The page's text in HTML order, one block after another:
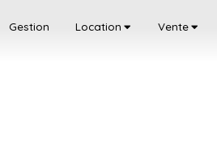
Gestion Location Vente